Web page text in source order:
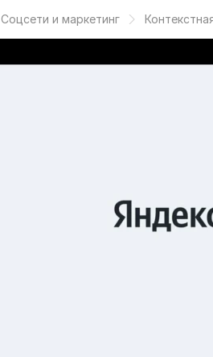
Соцсети и маркетинг